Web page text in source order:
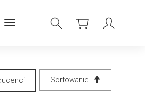
Sortowanie